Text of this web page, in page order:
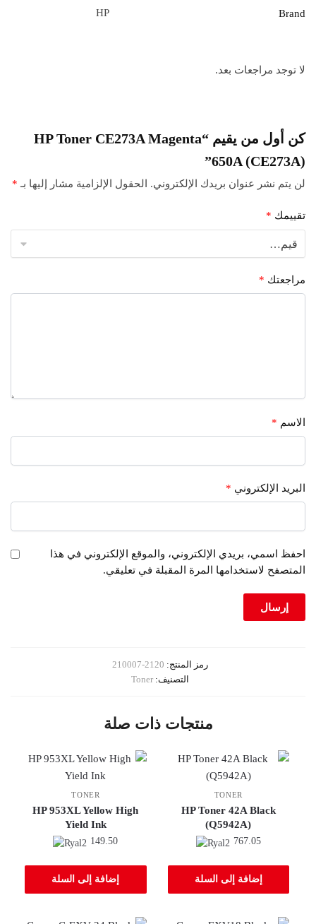
Brand
HP
لا توجد مراجعات بعد.
كن أول من يقيم “HP Toner CE273A Magenta
650A (CE273A)”
لن يتم نشر عنوان بريدك الإلكتروني. الحقول الإلزامية مشار إليها بـ *
تقييمك *
مراجعتك *
الاسم *
البريد الإلكتروني *
احفظ اسمي، بريدي الإلكتروني، والموقع الإلكتروني في هذا
المتصفح لاستخدامها المرة المقبلة في تعليقي.
رمز المنتج: 2120-210007
التصنيف:Toner
منتجات ذات صلة
TONER
HP Toner 42A Black
(Q5942A)
767.05
إضافة إلى السلة
TONER
HP 953XL Yellow High
Yield Ink
149.50
إضافة إلى السلة